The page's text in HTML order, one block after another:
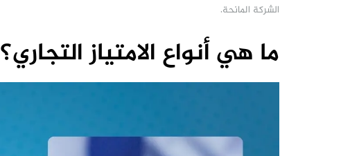
الشركة المانحة.
ما هي أنواع الامتياز التجاري؟